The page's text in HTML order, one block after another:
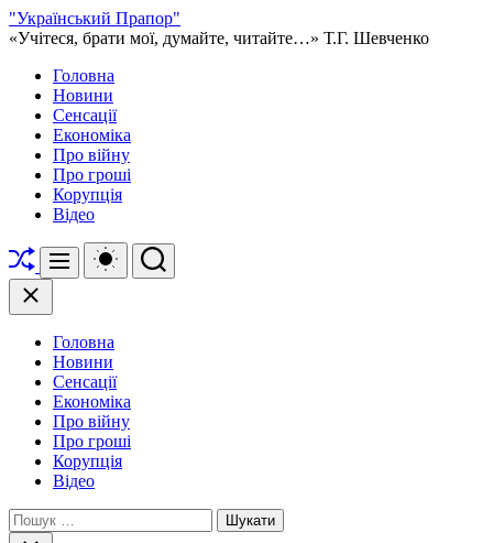
Перейти
до
"Український Прапор"
«Учітеся, брати мої, думайте, читайте…» Т.Г. Шевченко
Головна
Новини
Сенсації
Економіка
Про війну
Про гроші
Корупція
Відео
Перетасувати
Меню
Перемикач
кольорового
Пошук
Закрити
Головна
Новини
Сенсації
Економіка
Про війну
Про гроші
Корупція
Відео
Пошук: